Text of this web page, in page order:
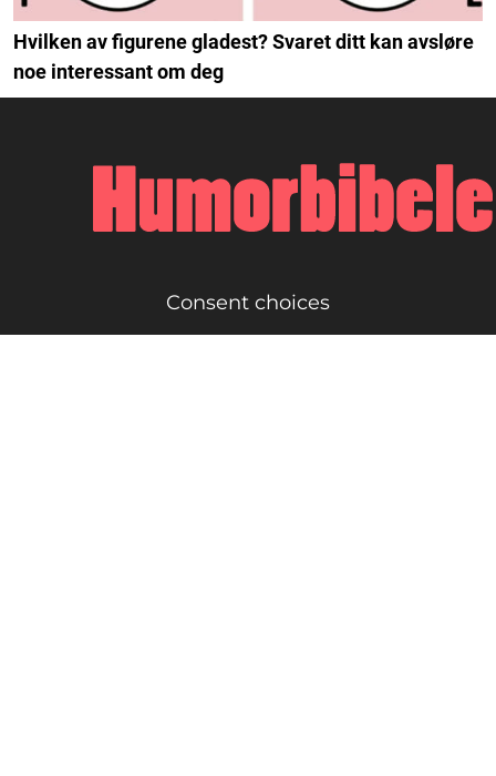
Hvilken av figurene gladest? Svaret ditt kan avsløre
noe interessant om deg
Consent choices